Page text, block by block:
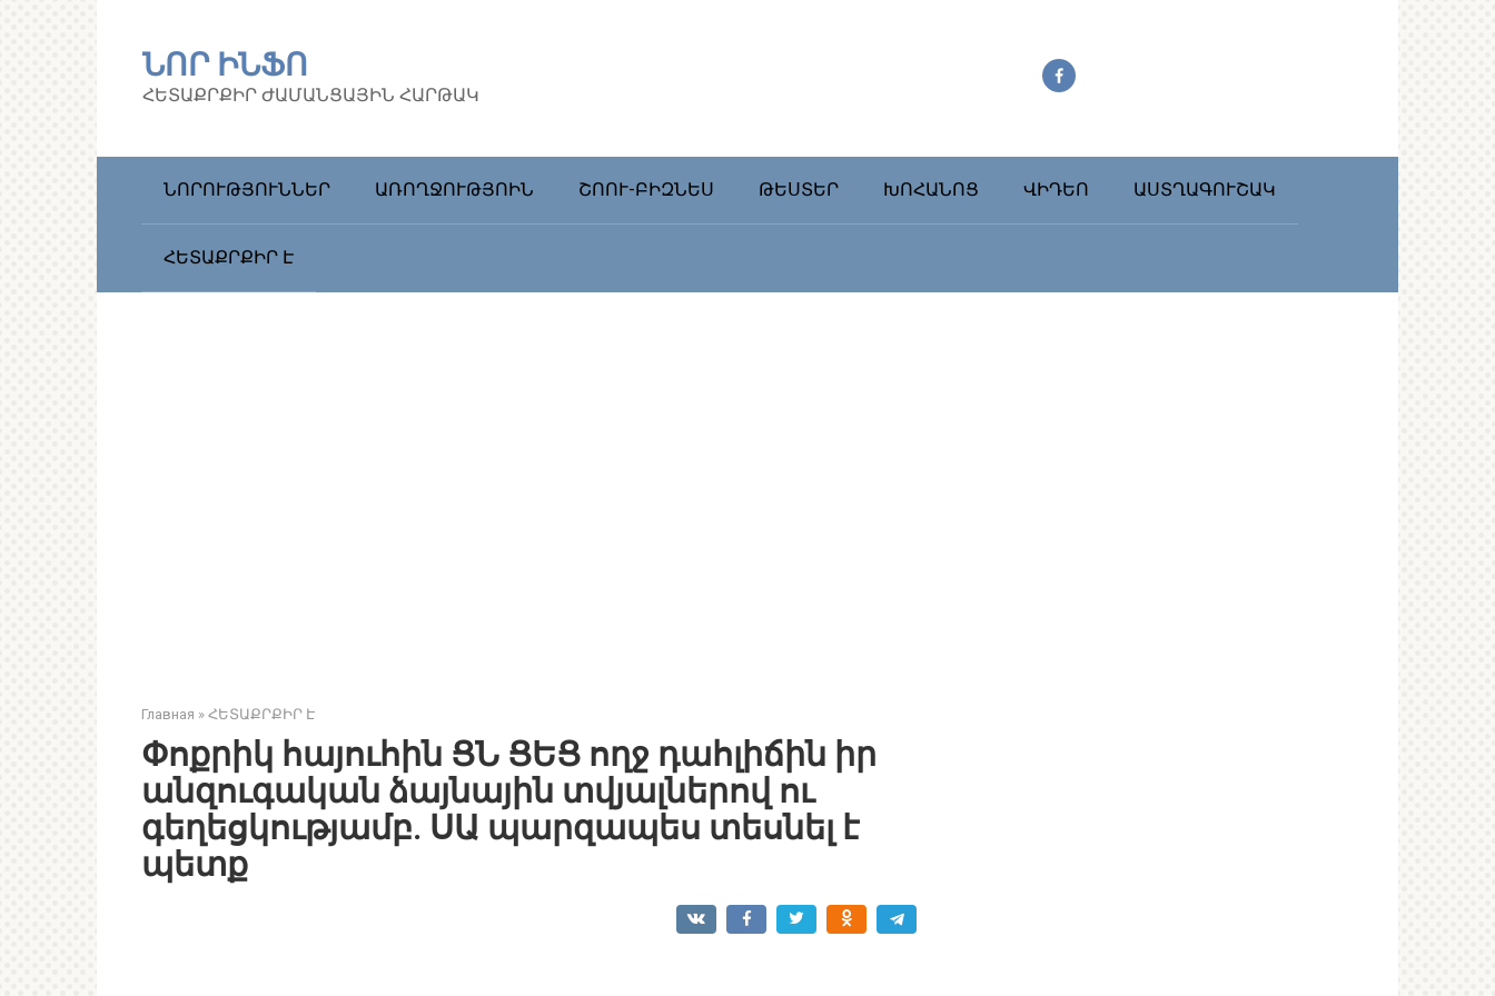
ՆՈՐ ԻՆՖՈ
ՀԵՏԱՔՐՔԻՐ ԺԱՄԱՆՑԱՅԻՆ ՀԱՐԹԱԿ
ՆՈՐՈՒԹՅՈՒՆՆԵՐ ԱՌՈՂՋՈՒԹՅՈԻՆ ՇՈՈՒ-ԲԻԶՆԵՍ ԹԵՍՏԵՐ ԽՈՀԱՆՈՑ ՎԻԴԵՈ ԱՍՏՂԱԳՈՒՇԱԿ
ՀԵՏԱՔՐՔԻՐ Է
Главная » ՀԵՏԱՔՐՔԻՐ Է
Փոքրիկ հայուհին ՑՆ ՑԵՑ ողջ դահլիճին իր
անզուգական ձայնային տվյալներով ու
գեղեցկությամբ. ՍԱ պարզապես տեսնել է
պետք